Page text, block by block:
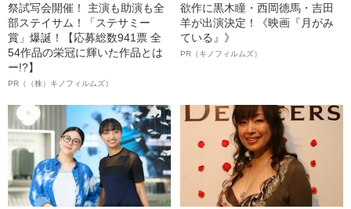
祭試写会開催！ 主演も助演も全
部ステイサム！「ステサミー
賞」爆誕！【応募総数941票 全
54作品の栄冠に輝いた作品とは
ー!?】
PR（（株）キノフィルムズ）
欲作に黒木瞳・西岡德馬・吉田
羊が出演決定！《映画『月がみ
ている』》
PR（キノフィルムズ）